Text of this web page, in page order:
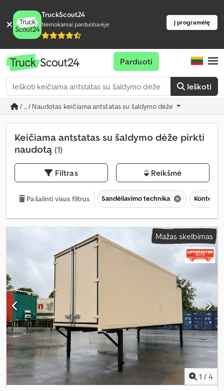
TruckScout24
Nemokamai parduotuvėje Į programėlę
Ieškoti
Parduoti
/ ... / Naudotas keičiama antstatas su šaldymo dėže
Keičiama antstatas su šaldymo dėže pirkti
naudotą (1)
Filtras Reikšmė
Pašalinti visus filtrus Sandėliavimo technika
Mažas skelbimas
1 / 4